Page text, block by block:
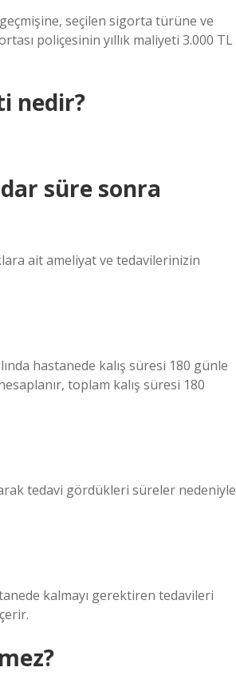
geçmişine, seçilen sigorta türüne ve
poliçesinin yıllık maliyeti 3.000 TL
nedir?
süre sonra
ait ameliyat ve tedavilerinizin
hastanede kalış süresi 180 günle
toplam kalış süresi 180
tedavi gördükleri süreler nedeniyle
kalmayı gerektiren tedavileri